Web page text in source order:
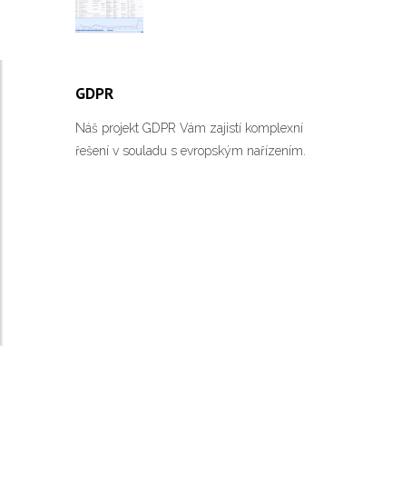
GDPR
Náš projekt GDPR Vám zajistí komplexní
řešení v souladu s evropským nařízením.